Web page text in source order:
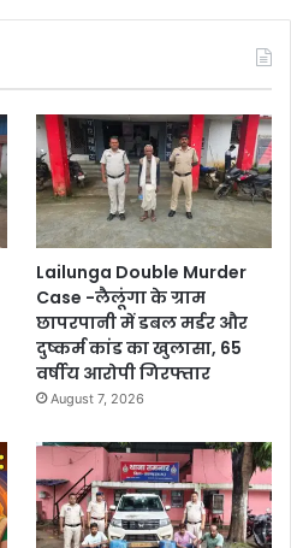
Lailunga Double Murder
Case -लैलूंगा के ग्राम
छापरपानी में डबल मर्डर और
दुष्कर्म कांड का खुलासा, 65
वर्षीय आरोपी गिरफ्तार
August 7, 2026